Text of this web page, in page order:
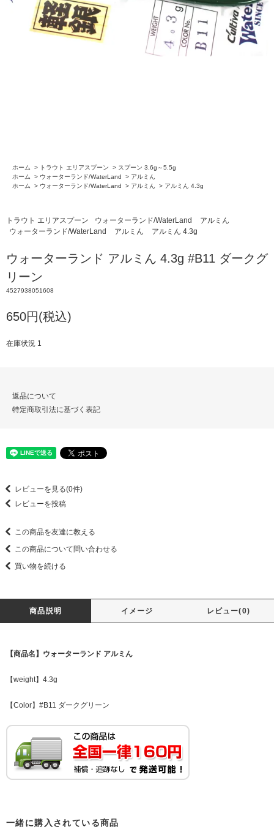
ホーム > トラウト エリアスプーン > スプーン 3.6g～5.5g
ホーム
> ウォーターランド/WaterLand > アルミん
ホーム
> ウォーターランド/WaterLand > アルミん > アルミん 4.3g
トラウト エリアスプーン ウォーターランド/WaterLand
アルミん
ウォーターランド/WaterLand
アルミん アルミん 4.3g
ウォーターランド アルミん 4.3g #B11 ダークグ
リーン
4527938051608
650円(税込)
在庫状況 1
返品について
特定商取引法に基づく表記
レビューを見る(0件)
レビューを投稿
この商品を友達に教える
この商品について問い合わせる
買い物を続ける
商品説明 イメージ レビュー(0)
【商品名】ウォーターランド アルミん
【weight】4.3g
【Color】#B11 ダークグリーン
一緒に購入されている商品